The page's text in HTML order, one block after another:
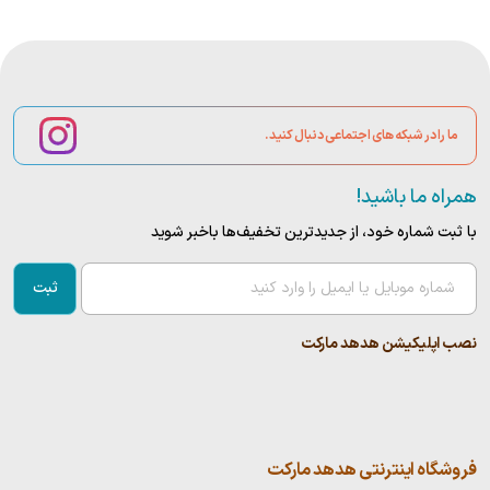
ما را در شبکه های اجتماعی دنبال کنید.
همراه ما باشید!
با ثبت شماره خود، از جدید‌ترین تخفیف‌ها با‌خبر شوید
ثبت
نصب اپلیکیشن هدهد مارکت
فروشگاه اینترنتی هدهد مارکت